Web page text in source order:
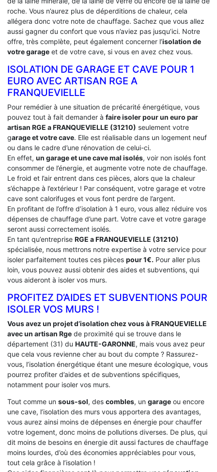
roche. Vous n’aurez plus de déperditions de chaleur, cela
allégera donc votre note de chauffage. Sachez que vous allez
aussi gagner du confort que vous n’aviez pas jusqu’ici. Notre
offre, très complète, peut également concerner l’isolation de
votre garage et de votre cave, si vous en avez chez vous.
ISOLATION DE GARAGE ET CAVE POUR 1
EURO AVEC ARTISAN RGE A
FRANQUEVIELLE
Pour remédier à une situation de précarité énergétique, vous
pouvez tout à fait demander à faire isoler pour un euro par
artisan RGE a FRANQUEVIELLE (31210) seulement votre
garage et votre cave. Elle est réalisable dans un logement neuf
ou dans le cadre d’une rénovation de celui-ci.
En effet, un garage et une cave mal isolés, voir non isolés font
consommer de l’énergie, et augmente votre note de chauffage.
Le froid et l’air entrent dans ces pièces, alors que la chaleur
s’échappe à l’extérieur ! Par conséquent, votre garage et votre
cave sont calorifuges et vous font perdre de l’argent.
En profitant de l’offre d’isolation à 1 euro, vous allez réduire vos
dépenses de chauffage d’une part. Votre cave et votre garage
seront aussi correctement isolés.
En tant qu’entreprise RGE a FRANQUEVIELLE (31210)
spécialisée, nous mettrons notre expertise à votre service pour
isoler parfaitement toutes ces pièces pour 1€. Pour aller plus
loin, vous pouvez aussi obtenir des aides et subventions, qui
vous aideront à isoler vos murs.
PROFITEZ D’AIDES ET SUBVENTIONS POUR
ISOLER VOS MURS !
Vous avez un projet d’isolation chez vous à FRANQUEVIELLE
avec un artisan Rge de proximité qui se trouve dans le
département (31) du HAUTE-GARONNE, mais vous avez peur
que cela vous revienne cher au bout du compte ? Rassurez-
vous, l’isolation énergétique étant une mesure écologique, vous
pourrez profiter d’aides et de subventions spécifiques,
notamment pour isoler vos murs.
Tout comme un sous-sol, des combles, un garage ou encore
une cave, l’isolation des murs vous apportera des avantages,
vous aurez ainsi moins de dépenses en énergie pour chauffer
votre logement, donc moins de pollutions diverses. De plus, qui
dit moins de besoins en énergie dit aussi factures de chauffage
moins lourdes, d’où des économies appréciables pour vous,
tout cela grâce à l’isolation !